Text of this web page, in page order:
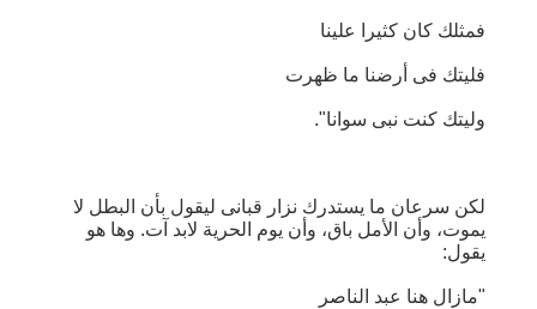
فمثلك كان كثيرا علينا
فليتك فى أرضنا ما ظهرت
وليتك كنت نبى سوانا".
لكن سرعان ما يستدرك نزار قبانى ليقول بأن البطل لا
يموت، وأن الأمل باق، وأن يوم الحرية لابد آت. وها هو
يقول:
"مازال هنا عبد الناصر